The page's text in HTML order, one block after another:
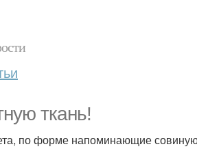
ткань!
по форме напоминающие